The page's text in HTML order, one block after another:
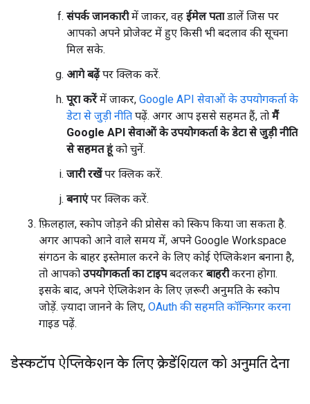
संपर्क जानकारीमें जाकर, वह ईमेल पताडालें जिस पर
आपको अपने प्रोजेक्ट में हुए किसी भी बदलाव की सूचना
मिल सके.
आगे बढ़ेंपर क्लिक करें.
पूरा करेंमें जाकर, Google API सेवाओं के उपयोगकर्ता के
डेटा से जुड़ी नीति पढ़ें. अगर आप इससे सहमत हैं, तो मैं
Google API सेवाओं के उपयोगकर्ता के डेटा से जुड़ी नीति
से सहमत हूंको चुनें.
जारी रखेंपर क्लिक करें.
बनाएंपर क्लिक करें.
फ़िलहाल, स्कोप जोड़ने की प्रोसेस को स्किप किया जा सकता है.
अगर आपको आने वाले समय में, अपने Google Workspace
संगठन के बाहर इस्तेमाल करने के लिए कोई ऐप्लिकेशन बनाना है,
तो आपको उपयोगकर्ता का टाइपबदलकर बाहरीकरना होगा.
इसके बाद, अपने ऐप्लिकेशन के लिए ज़रूरी अनुमति के स्कोप
जोड़ें. ज़्यादा जानने के लिए, OAuth की सहमति कॉन्फ़िगर करना
गाइड पढ़ें.
डेस्कटॉप ऐप्लिकेशन के लिए क्रेडेंशियल को अनुमति देना